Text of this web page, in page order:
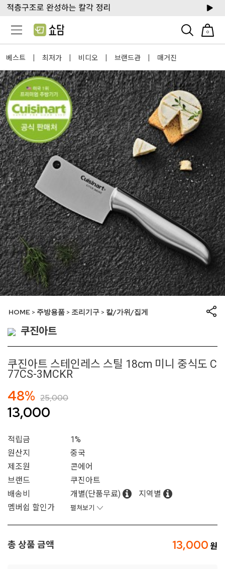
0
베스트 | 최저가 | 비디오 | 브랜드관 | 매거진
HOME > 주방용품 > 조리기구 > 칼/가위/집게
쿠진아트
쿠진아트 스테인레스 스틸 18cm 미니 중식도 C
77CS-3MCKR
48% 25,000
13,000
적립금
1%
원산지
중국
제조원
콘에어
브랜드
쿠진아트
배송비
개별(단품무료)
지역별
멤버쉽 할인가
펼쳐보기
총 상품 금액 13,000